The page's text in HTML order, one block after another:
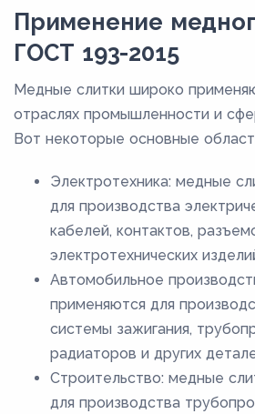
Применение
ГОСТ 193-2015
Медные слитки широко
отраслях промышленности и
Вот некоторые основные
Электротехника: медные
для производства
кабелей, контактов,
электротехнических
Автомобильное
применяются для
системы зажигания,
радиаторов и других
Строительство: медные
для производства